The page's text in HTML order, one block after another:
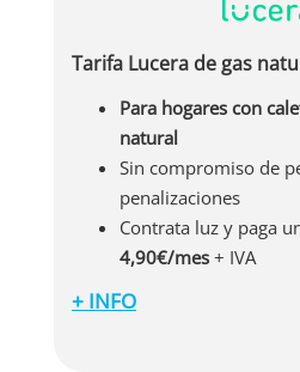
mes + IVA. Sin
Tarifa Lucera de gas
Para hogares con
natural
Sin compromiso de
penalizaciones
Contrata luz y paga
4,90€/mes + IVA
Si dispones de calefacción
+ INFO